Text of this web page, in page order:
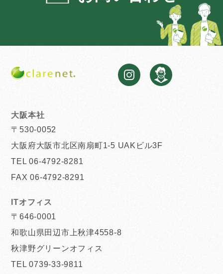
大阪本社
〒530-0052
大阪府大阪市北区南扇町1-5 UAKビル3F
TEL 06-4792-8281
FAX 06-4792-8291
ITオフィス
〒646-0001
和歌山県田辺市上秋津4558-8
秋津野グリーンオフィス
TEL 0739-33-9811